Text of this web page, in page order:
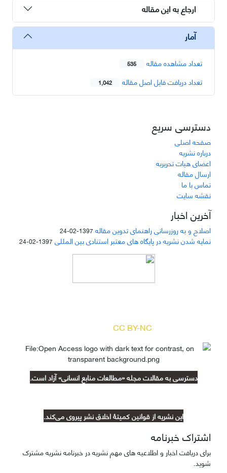
ارجاع به این مقاله
آمار
تعداد مشاهده مقاله 535
تعداد دریافت فایل اصل مقاله 1,042
دسترسی سریع
صفحه اصلی
درباره نشریه
اعضای هیات تحریریه
ارسال مقاله
تماس با ما
نقشه سایت
آخرین اخبار
اصلاح و به روزرسانی راهنمای تدوین مقاله 1397-02-24
نمایه شدن نشریه در پایگاه های معتبر استنادی بین المللی 1397-02-24
CC BY-NC
دسترسی به مقالات مجله «مطالعات منابع انسانی» آزاد است.
این نشریه از قوانین کمیتۀ اخلاق نشر پیروی می‌کند.
اشتراک خبرنامه
برای دریافت اخبار و اطلاعیه های مهم نشریه در خبرنامه نشریه مشترک
شوید.